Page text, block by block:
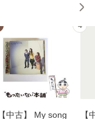
【中古】 My song
4
【